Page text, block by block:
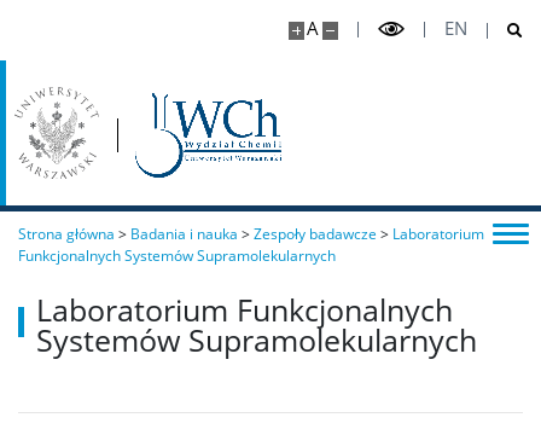
A EN
Chemia II stopnia
Chemia stosowana II stopnia
Chemia medyczna II stopnia
Strona główna > Badania i nauka >Zespoły badawcze > Laboratorium
Funkcjonalnych Systemów Supramolekularnych
Laboratorium Funkcjonalnych
Systemów Supramolekularnych